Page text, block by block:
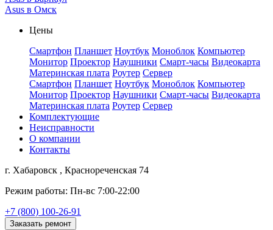
Asus в Омск
Цены
Смартфон Планшет Ноутбук Моноблок Компьютер
Монитор Проектор Наушники Смарт-часы Видеокарта
Материнская плата Роутер Сервер
Смартфон Планшет Ноутбук Моноблок Компьютер
Монитор Проектор Наушники Смарт-часы Видеокарта
Материнская плата Роутер Сервер
Комплектующие
Неисправности
О компании
Контакты
г. Хабаровск , Краснореченская 74
Режим работы: Пн-вс 7:00-22:00
+7 (800) 100-26-91
Заказать ремонт